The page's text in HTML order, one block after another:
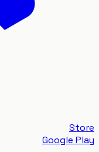
Google